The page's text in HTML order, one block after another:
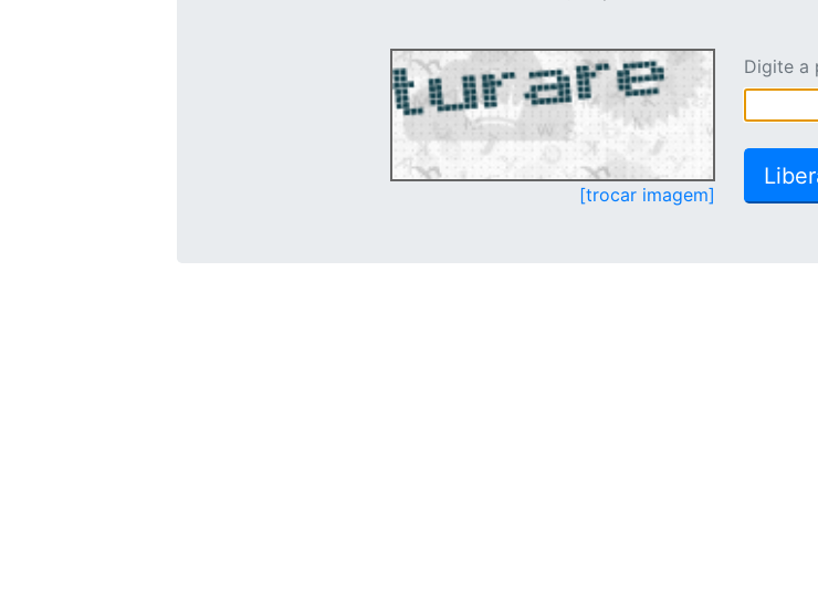
[trocar imagem]
Digite a